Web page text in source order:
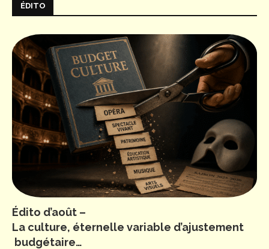
ÉDITO
Édito d’août –
La culture, éternelle variable d’ajustement
budgétaire…